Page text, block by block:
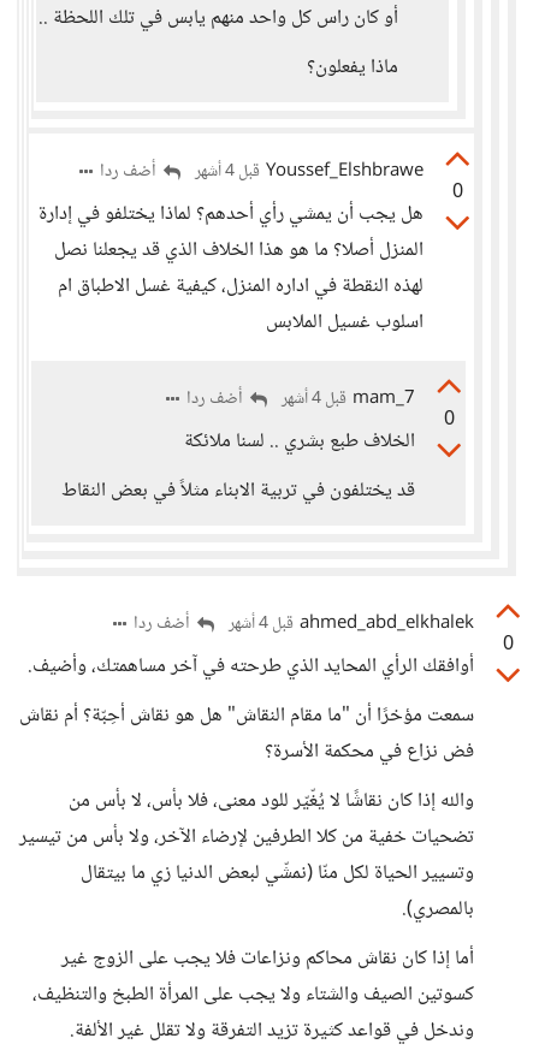
أو كان راس كل واحد منهم يابس في تلك اللحظة ..
ماذا يفعلون؟
0
Youssef_Elshbrawe قبل 4 أشهر أضف ردا
هل يجب أن يمشي رأي أحدهم؟ لماذا يختلفو في إدارة
المنزل أصلا؟ ما هو هذا الخلاف الذي قد يجعلنا نصل
لهذه النقطة في اداره المنزل، كيفية غسل الاطباق ام
اسلوب غسيل الملابس
0
mam_7 قبل 4 أشهر أضف ردا
الخلاف طبع بشري .. لسنا ملائكة
قد يختلفون في تربية الابناء مثلاً في بعض النقاط
0
ahmed_abd_elkhalek قبل 4 أشهر أضف ردا
أوافقك الرأي المحايد الذي طرحته في آخر مساهمتك، وأضيف.
سمعت مؤخرًا أن "ما مقام النقاش" هل هو نقاش أحِبّة؟ أم نقاش
فض نزاع في محكمة الأسرة؟
والله إذا كان نقاشًا لا يُغّيّر للود معنى، فلا بأس، لا بأس من
تضحيات خفية من كلا الطرفين لإرضاء الآخر، ولا بأس من تيسير
وتسيير الحياة لكل منّا (نمشّي لبعض الدنيا زي ما بيتقال
بالمصري).
أما إذا كان نقاش محاكم ونزاعات فلا يجب على الزوج غير
كسوتين الصيف والشتاء ولا يجب على المرأة الطبخ والتنظيف،
وندخل في قواعد كثيرة تزيد التفرقة ولا تقلل غير الألفة.